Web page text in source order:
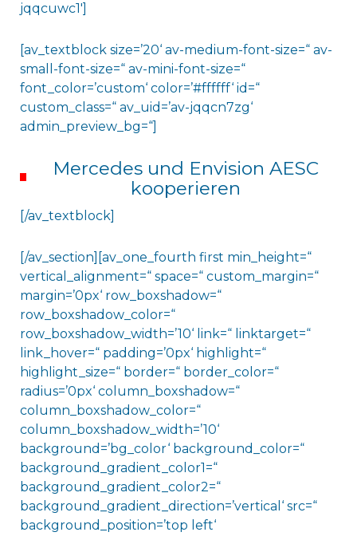
jqqcuwc1′]
[av_textblock size=’20‘ av-medium-font-size=“ av-
small-font-size=“ av-mini-font-size=“
font_color=’custom‘ color=’#ffffff‘ id=“
custom_class=“ av_uid=’av-jqqcn7zg‘
admin_preview_bg=“]
Mercedes und Envision AESC
kooperieren
[/av_textblock]
[/av_section][av_one_fourth first min_height=“
vertical_alignment=“ space=“ custom_margin=“
margin=’0px‘ row_boxshadow=“
row_boxshadow_color=“
row_boxshadow_width=’10‘ link=“ linktarget=“
link_hover=“ padding=’0px‘ highlight=“
highlight_size=“ border=“ border_color=“
radius=’0px‘ column_boxshadow=“
column_boxshadow_color=“
column_boxshadow_width=’10‘
background=’bg_color‘ background_color=“
background_gradient_color1=“
background_gradient_color2=“
background_gradient_direction=’vertical‘ src=“
background_position=’top left‘